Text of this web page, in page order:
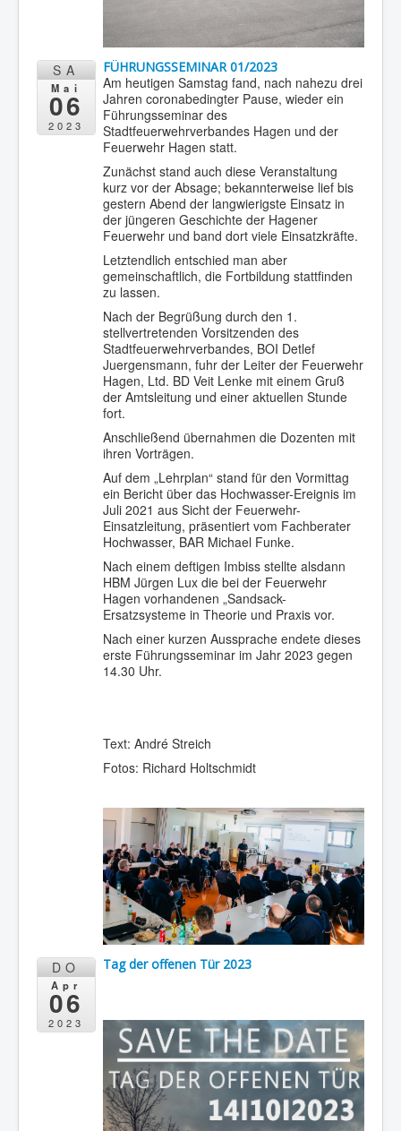
SA
Mai
06
2023
FÜHRUNGSSEMINAR 01/2023
Am heutigen Samstag fand, nach nahezu drei
Jahren coronabedingter Pause, wieder ein
Führungsseminar des
Stadtfeuerwehrverbandes Hagen und der
Feuerwehr Hagen statt.
Zunächst stand auch diese Veranstaltung
kurz vor der Absage; bekannterweise lief bis
gestern Abend der langwierigste Einsatz in
der jüngeren Geschichte der Hagener
Feuerwehr und band dort viele Einsatzkräfte.
Letztendlich entschied man aber
gemeinschaftlich, die Fortbildung stattfinden
zu lassen.
Nach der Begrüßung durch den 1.
stellvertretenden Vorsitzenden des
Stadtfeuerwehrverbandes, BOI Detlef
Juergensmann, fuhr der Leiter der Feuerwehr
Hagen, Ltd. BD Veit Lenke mit einem Gruß
der Amtsleitung und einer aktuellen Stunde
fort.
Anschließend übernahmen die Dozenten mit
ihren Vorträgen.
Auf dem „Lehrplan“ stand für den Vormittag
ein Bericht über das Hochwasser-Ereignis im
Juli 2021 aus Sicht der Feuerwehr-
Einsatzleitung, präsentiert vom Fachberater
Hochwasser, BAR Michael Funke.
Nach einem deftigen Imbiss stellte alsdann
HBM Jürgen Lux die bei der Feuerwehr
Hagen vorhandenen „Sandsack-
Ersatzsysteme in Theorie und Praxis vor.
Nach einer kurzen Aussprache endete dieses
erste Führungsseminar im Jahr 2023 gegen
14.30 Uhr.
Text: André Streich
Fotos: Richard Holtschmidt
DO
Apr
06
2023
Tag der offenen Tür 2023